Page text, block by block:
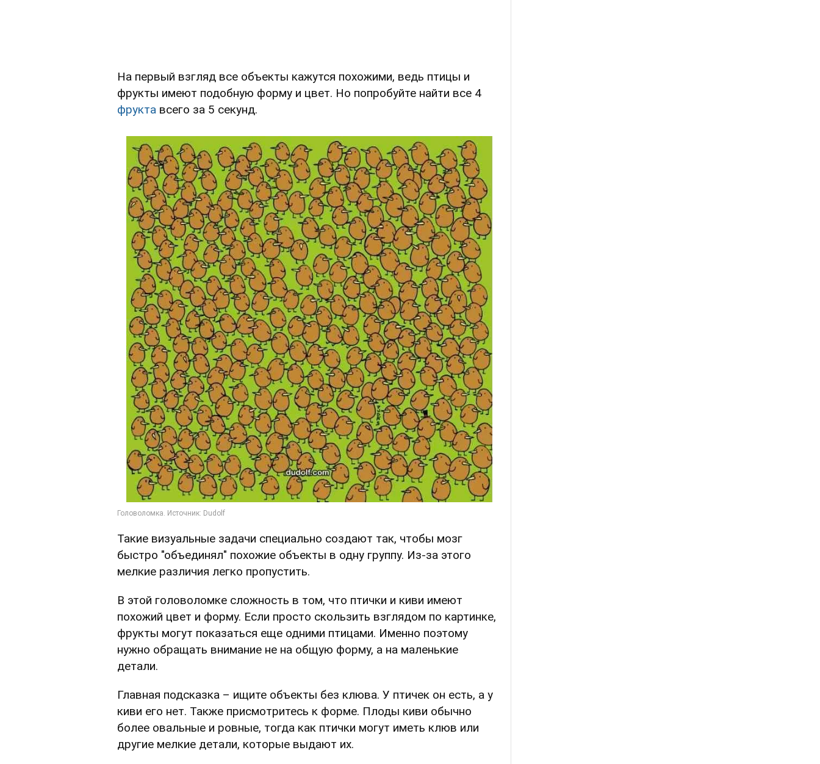
На первый взгляд все объекты кажутся похожими, ведь птицы и
фрукты имеют подобную форму и цвет. Но попробуйте найти все 4
фрукта всего за 5 секунд.
Такие визуальные задачи специально создают так, чтобы мозг
быстро "объединял" похожие объекты в одну группу. Из-за этого
мелкие различия легко пропустить.
В этой головоломке сложность в том, что птички и киви имеют
похожий цвет и форму. Если просто скользить взглядом по картинке,
фрукты могут показаться еще одними птицами. Именно поэтому
нужно обращать внимание не на общую форму, а на маленькие
детали.
Главная подсказка – ищите объекты без клюва. У птичек он есть, а у
киви его нет. Также присмотритесь к форме. Плоды киви обычно
более овальные и ровные, тогда как птички могут иметь клюв или
другие мелкие детали, которые выдают их.